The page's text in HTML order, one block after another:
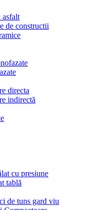
asfalt
de constructii
directa
indirectă
cu presiune
tablă
de tuns gard viu